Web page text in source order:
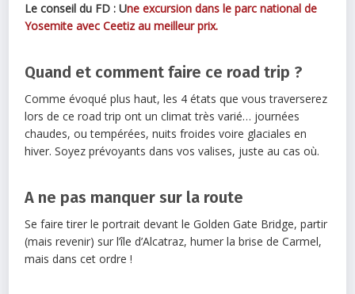
Le conseil du FD : Une excursion dans le parc national de
Yosemite avec Ceetiz au meilleur prix.
Quand et comment faire ce road trip ?
Comme évoqué plus haut, les 4 états que vous traverserez
lors de ce road trip ont un climat très varié… journées
chaudes, ou tempérées, nuits froides voire glaciales en
hiver. Soyez prévoyants dans vos valises, juste au cas où.
A ne pas manquer sur la route
Se faire tirer le portrait devant le Golden Gate Bridge, partir
(mais revenir) sur l’île d’Alcatraz, humer la brise de Carmel,
mais dans cet ordre !